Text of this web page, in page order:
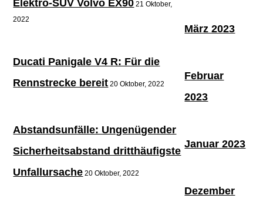
Elektro-SUV Volvo EX90 21 Oktober,
2022
Ducati Panigale V4 R: Für die
Rennstrecke bereit 20 Oktober, 2022
Abstandsunfälle: Ungenügender
Sicherheitsabstand dritthäufigste
Unfallursache 20 Oktober, 2022
März 2023
Februar
2023
Januar 2023
Dezember